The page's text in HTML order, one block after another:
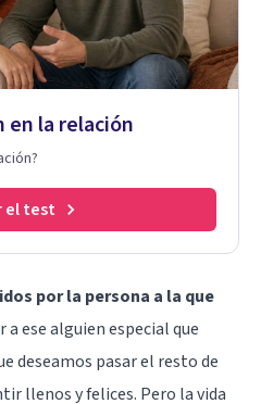
en la relación
el test
por la persona a la que
a ese alguien especial que
deseamos pasar el resto de
llenos y felices. Pero la vida